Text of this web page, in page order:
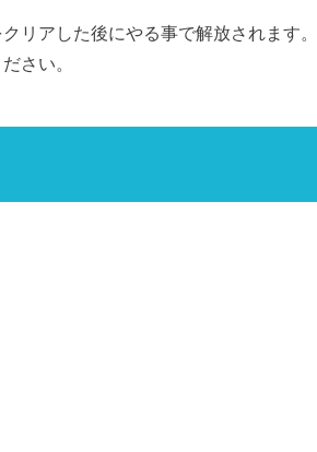
リアした後にやる事で解放されます。
さい。